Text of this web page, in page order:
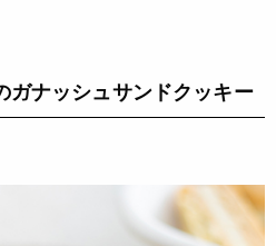
ガナッシュサンドクッキー